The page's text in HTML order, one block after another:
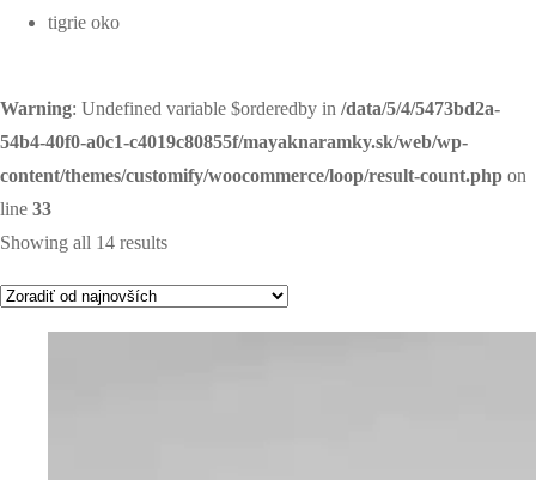
tigrie oko
Warning: Undefined variable $orderedby in /data/5/4/5473bd2a-
54b4-40f0-a0c1-c4019c80855f/mayaknaramky.sk/web/wp-
content/themes/customify/woocommerce/loop/result-count.php on
line 33
Showing all 14 results